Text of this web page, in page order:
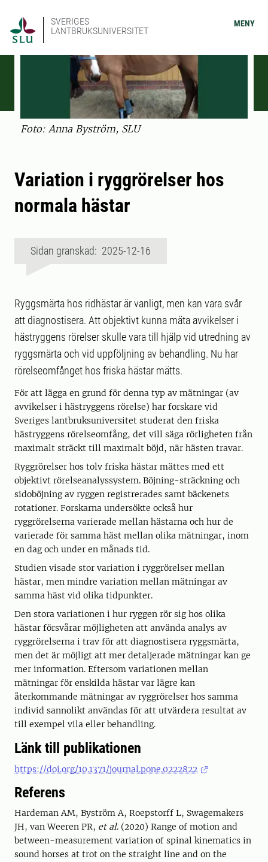
SVERIGES
LANTBRUKSUNIVERSITET
MENY
Foto: Anna Byström, SLU
Variation i ryggrörelser hos
normala hästar
Sidan granskad: 2025-12-16
Ryggsmärta hos ridhästar är vanligt, men kan vara svår
att diagnostisera. Att objektivt kunna mäta avvikelser i
hästryggens rörelser skulle vara till hjälp vid utredning av
ryggsmärta och vid uppföljning av behandling. Nu har
rörelseomfånget hos friska hästar mätts.
För att lägga en grund för denna typ av mätningar (av
avvikelser i hästryggens rörelse) har forskare vid
Sveriges lantbruksuniversitet studerat den friska
hästryggens rörelseomfång, det vill säga rörligheten från
maximalt sträckt till maximalt böjd, när hästen travar.
Ryggrörelser hos tolv friska hästar mättes med ett
objektivt rörelseanalyssystem. Böjning-sträckning och
sidoböjning av ryggen registrerades samt bäckenets
rotationer. Forskarna undersökte också hur
ryggrörelserna varierade mellan hästarna och hur de
varierade för samma häst mellan olika mätningar, inom
en dag och under en månads tid.
Studien visade stor variation i ryggrörelser mellan
hästar, men mindre variation mellan mätningar av
samma häst vid olika tidpunkter.
Den stora variationen i hur ryggen rör sig hos olika
hästar försvårar möjligheten att använda analys av
ryggrörelserna i trav för att diagnostisera ryggsmärta,
men det är möjligt att mer detaljerade mätningar kan ge
mer information. Eftersom variationen mellan
mätningar för enskilda hästar var lägre kan
återkommande mätningar av ryggrörelser hos samma
individ sannolikt användas för att utvärdera resultat av
till exempel vila eller behandling.
Länk till publikationen
https://doi.org/10.1371/journal.pone.0222822
Referens
Hardeman AM, Byström A, Roepstorff L, Swagemakers
JH, van Weeren PR, et al. (2020) Range of motion and
between-measurement variation of spinal kinematics in
sound horses at trot on the straight line and on the